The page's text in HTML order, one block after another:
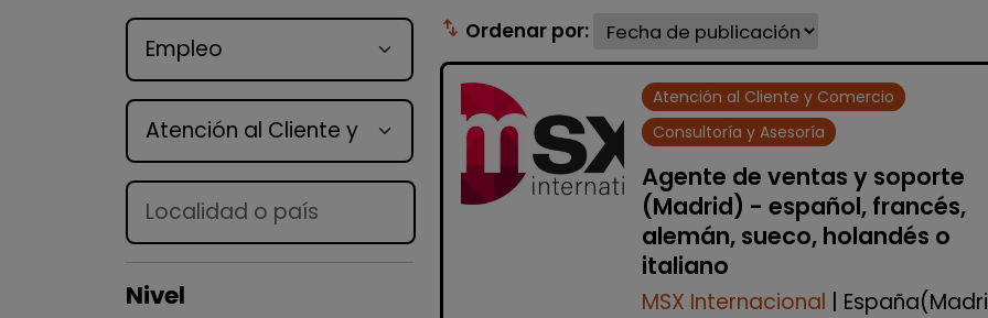
Tipo de oferta
Categoría
Lugar
Nivel
swap_vert Ordenar por:
Atención al Cliente y Comercio
Consultoría y Asesoría
Agente de ventas y soporte
(Madrid) - español, francés,
alemán, sueco, holandés o
italiano
MSX Internacional |